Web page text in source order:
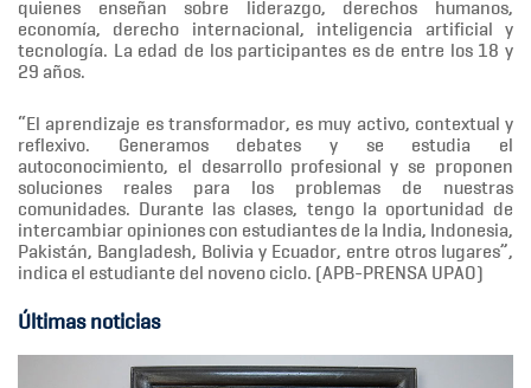
quienes enseñan sobre liderazgo, derechos humanos,
economía, derecho internacional, inteligencia artificial y
tecnología. La edad de los participantes es de entre los 18 y
29 años.
“El aprendizaje es transformador, es muy activo, contextual y
reflexivo. Generamos debates y se estudia el
autoconocimiento, el desarrollo profesional y se proponen
soluciones reales para los problemas de nuestras
comunidades. Durante las clases, tengo la oportunidad de
intercambiar opiniones con estudiantes de la India, Indonesia,
Pakistán, Bangladesh, Bolivia y Ecuador, entre otros lugares”,
indica el estudiante del noveno ciclo. (APB-PRENSA UPAO)
Últimas noticias